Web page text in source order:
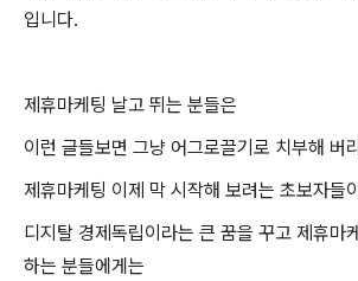
입니다.
제휴마케팅 날고 뛰는 분들은
이런 글들보면 그냥 어그로끌기로 치부해 버
제휴마케팅 이제 막 시작해 보려는 초보자들
디지탈 경제독립이라는 큰 꿈을 꾸고 제휴마
하는 분들에게는